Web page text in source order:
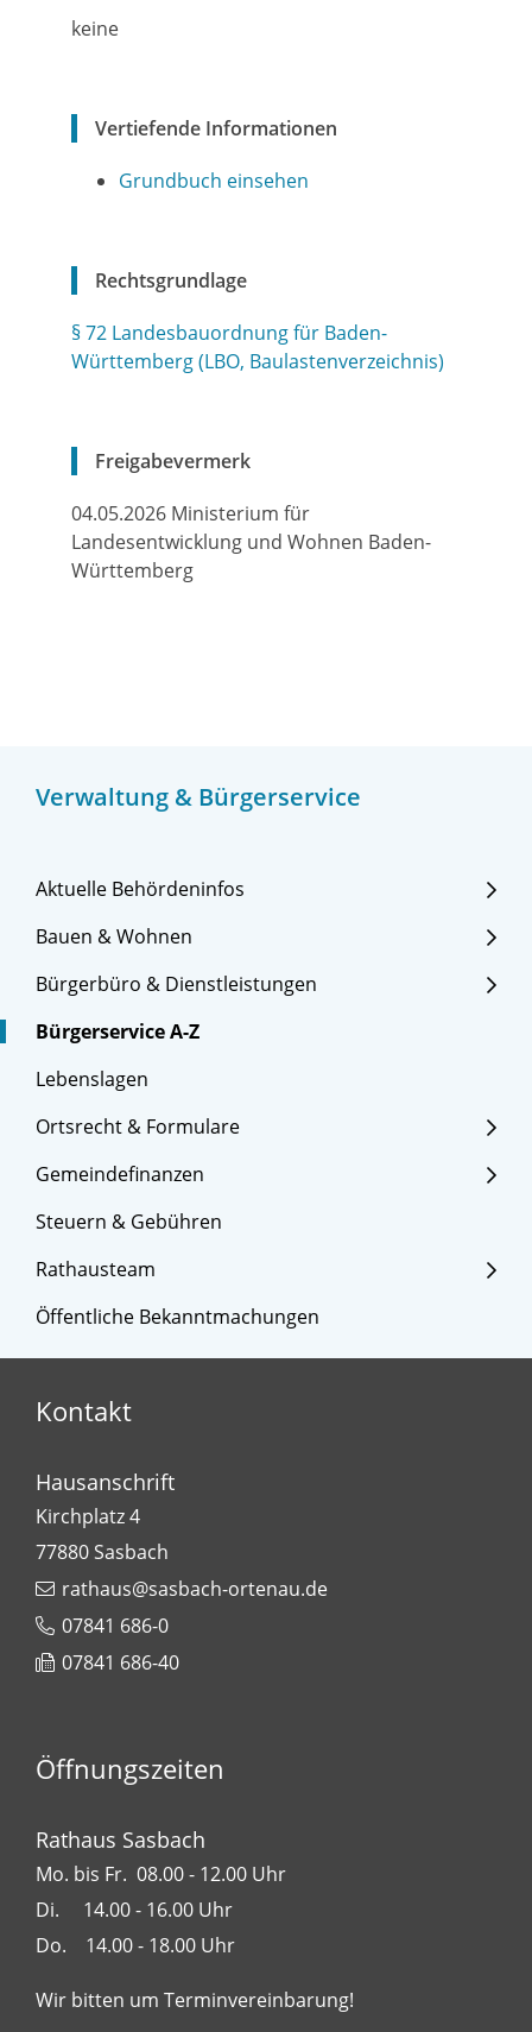
Verwaltung & Bürgerservice
Aktuelle Behördeninfos
Bauen & Wohnen
Bürgerbüro & Dienstleistungen
Bürgerservice A-Z
Lebenslagen
Ortsrecht & Formulare
Gemeindefinanzen
Steuern & Gebühren
Rathausteam
Öffentliche Bekanntmachungen
keine
Vertiefende Informationen
Grundbuch einsehen
Rechtsgrundlage
§ 72 Landesbauordnung für Baden-
Württemberg (LBO, Baulastenverzeichnis)
Freigabevermerk
04.05.2026 Ministerium für
Landesentwicklung und Wohnen Baden-
Württemberg
Kontakt
Hausanschrift
Kirchplatz 4
77880Sasbach
rathaus@sasbach-ortenau.de
07841 686-0
07841 686-40
Öffnungszeiten
Rathaus Sasbach
Mo. bis Fr. 08.00 - 12.00 Uhr
Di. 14.00 - 16.00 Uhr
Do. 14.00 - 18.00 Uhr
Wir bitten um Terminvereinbarung!